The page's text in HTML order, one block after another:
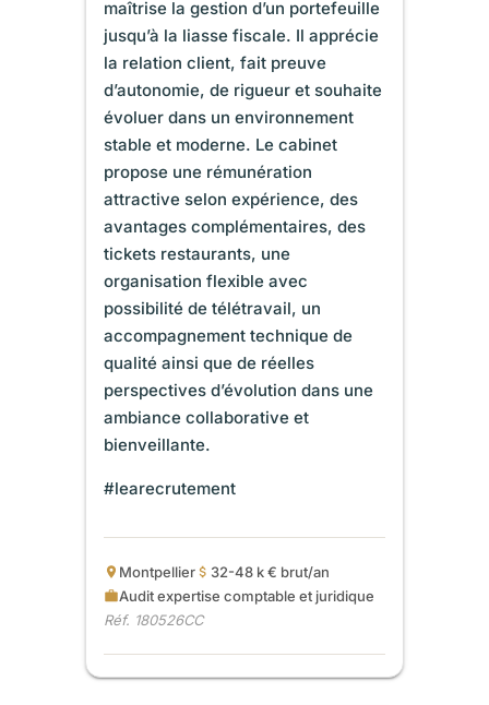
maîtrise la gestion d’un portefeuille
jusqu’à la liasse fiscale. Il apprécie
la relation client, fait preuve
d’autonomie, de rigueur et souhaite
évoluer dans un environnement
stable et moderne. Le cabinet
propose une rémunération
attractive selon expérience, des
avantages complémentaires, des
tickets restaurants, une
organisation flexible avec
possibilité de télétravail, un
accompagnement technique de
qualité ainsi que de réelles
perspectives d’évolution dans une
ambiance collaborative et
bienveillante.
#learecrutement
Montpellier
32-48 k € brut/an
Audit expertise comptable et juridique
Réf. 180526CC